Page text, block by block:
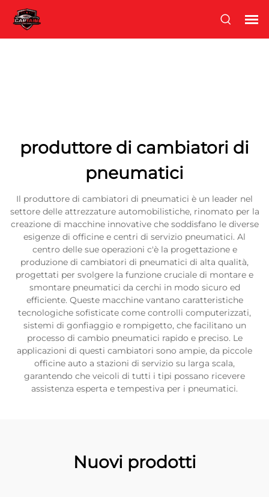
produttore di cambiatori di
pneumatici
Il produttore di cambiatori di pneumatici è un leader nel
settore delle attrezzature automobilistiche, rinomato per la
creazione di macchine innovative che soddisfano le diverse
esigenze di officine e centri di servizio pneumatici. Al
centro delle sue operazioni c'è la progettazione e
produzione di cambiatori di pneumatici di alta qualità,
progettati per svolgere la funzione cruciale di montare e
smontare pneumatici da cerchi in modo sicuro ed
efficiente. Queste macchine vantano caratteristiche
tecnologiche sofisticate come controlli computerizzati,
sistemi di gonfiaggio e rompigetto, che facilitano un
processo di cambio pneumatici rapido e preciso. Le
applicazioni di questi cambiatori sono ampie, da piccole
officine auto a stazioni di servizio su larga scala,
garantendo che veicoli di tutti i tipi possano ricevere
assistenza esperta e tempestiva per i pneumatici.
Nuovi prodotti